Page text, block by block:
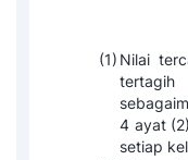
(1) Nilai
tertagih
4 ayat
setiap